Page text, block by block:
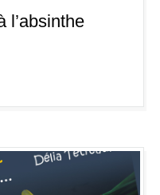
l’absinthe